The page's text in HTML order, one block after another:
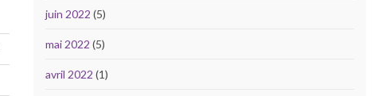
juin 2022 (5)
mai 2022 (5)
avril 2022 (1)